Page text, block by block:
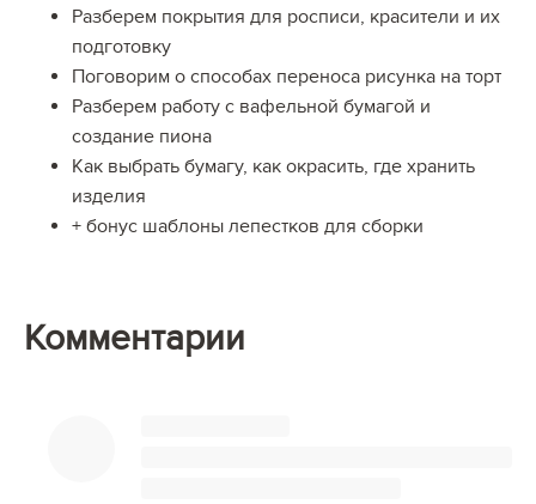
Разберем покрытия для росписи, красители и их
подготовку
Поговорим о способах переноса рисунка на торт
Разберем работу с вафельной бумагой и
создание пиона
Как выбрать бумагу, как окрасить, где хранить
изделия
+ бонус шаблоны лепестков для сборки
Комментарии